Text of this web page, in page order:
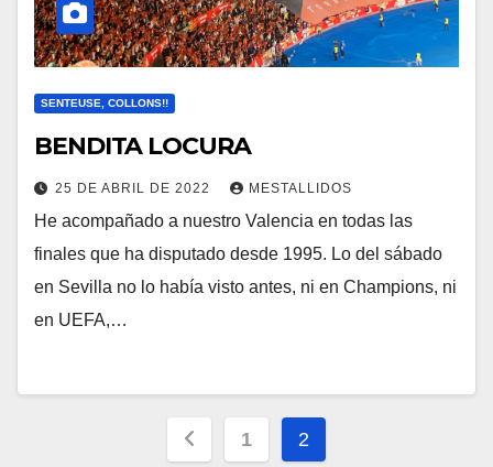
SENTEUSE, COLLONS!!
BENDITA LOCURA
25 DE ABRIL DE 2022 MESTALLIDOS
He acompañado a nuestro Valencia en todas las
finales que ha disputado desde 1995. Lo del sábado
en Sevilla no lo había visto antes, ni en Champions, ni
en UEFA,…
Paginación
1 2